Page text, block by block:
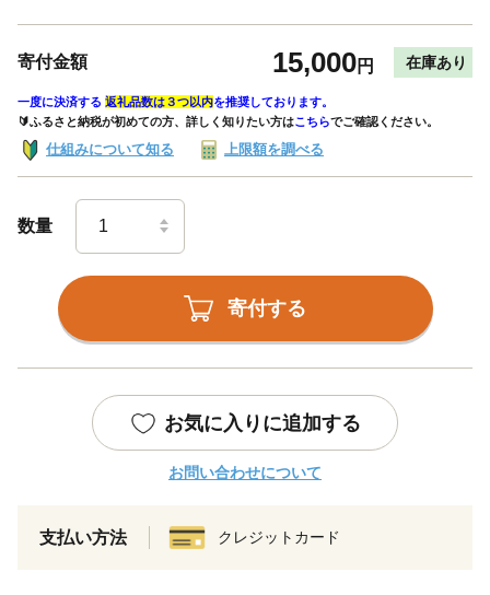
寄付金額 15,000円 在庫あり
一度に決済する 返礼品数は３つ以内を推奨しております。
🔰ふるさと納税が初めての方、詳しく知りたい方はこちらでご確認ください。
仕組みについて知る 上限額を調べる
数量
寄付する
お気に入りに追加する
お問い合わせについて
支払い方法 クレジットカード